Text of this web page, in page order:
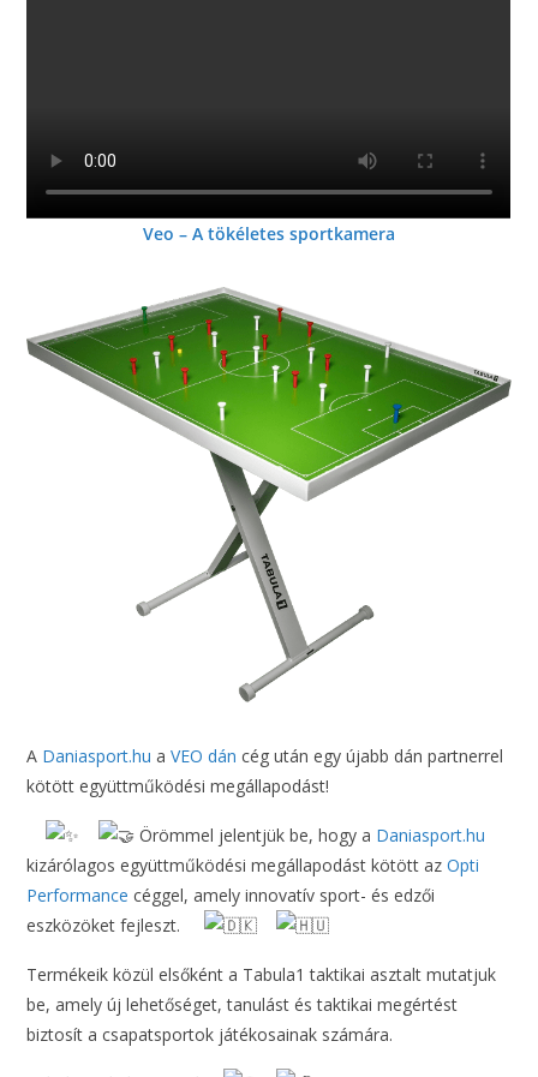
Veo – A tökéletes sportkamera
A Daniasport.hu aVEO dán cég után egy újabb dán partnerrel
kötött együttműködési megállapodást!
Örömmel jelentjük be, hogy a Daniasport.hu
kizárólagos együttműködési megállapodást kötött azOpti
Performance céggel, amely innovatív sport- és edzői
eszközöket fejleszt.
Termékeik közül elsőként a Tabula1 taktikai asztalt mutatjuk
be, amely új lehetőséget, tanulást és taktikai megértést
biztosít a csapatsportok játékosainak számára.